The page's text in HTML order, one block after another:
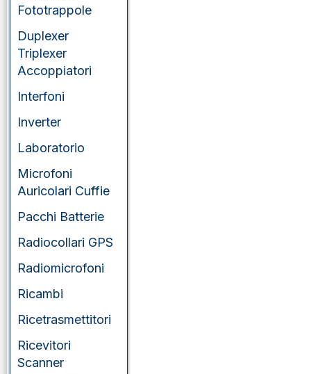
Fototrappole
Duplexer
Triplexer
Accoppiatori
Interfoni
Inverter
Laboratorio
Microfoni
Auricolari Cuffie
Pacchi Batterie
Radiocollari GPS
Radiomicrofoni
Ricambi
Ricetrasmettitori
Ricevitori
Scanner